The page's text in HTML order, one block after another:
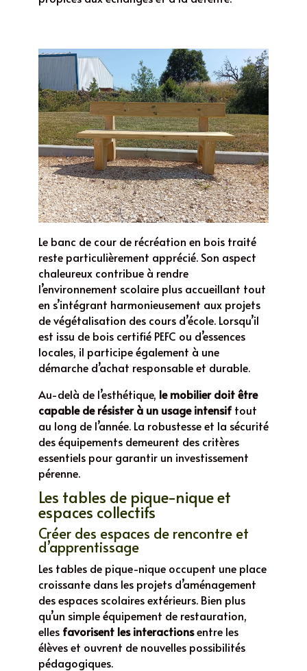
Le banc de cour de récréation en bois traité
reste particulièrement apprécié. Son aspect
chaleureux contribue à rendre
l’environnement scolaire plus accueillant tout
en s’intégrant harmonieusement aux projets
de végétalisation des cours d’école. Lorsqu’il
est issu de bois certifié PEFC ou d’essences
locales, il participe également à une
démarche d’achat responsable et durable.
Au-delà de l’esthétique, le mobilier doit être
capable de résister à un usage intensiftout
au long de l’année. La robustesse et la sécurité
des équipements demeurent des critères
essentiels pour garantir un investissement
pérenne.
Les tables de pique-nique et
espaces collectifs
Créer des espaces de rencontre et
d’apprentissage
Les tables de pique-nique occupent une place
croissante dans les projets d’aménagement
des espaces scolaires extérieurs. Bien plus
qu’un simple équipement de restauration,
elles favorisent les interactionsentre les
élèves et ouvrent de nouvelles possibilités
pédagogiques.